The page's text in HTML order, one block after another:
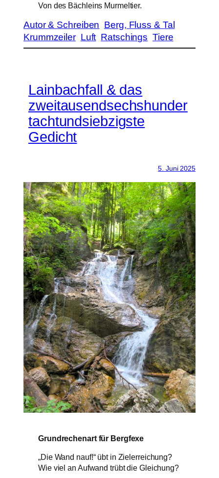
Von des Bächleins Murmeltier.
Autor & Schreiben Berg, Fluss & Tal
Krummzeiler Luft Ratschings Tiere
Lainbachfall & das
zweitausendsechshunder
tachtundsiebzigste
Gedicht
5. Juni 2025
Grundrechenart für Bergfexe
„Die Wand nauf!“ übt in Zielerreichung?
Wie viel an Aufwand trübt die Gleichung?